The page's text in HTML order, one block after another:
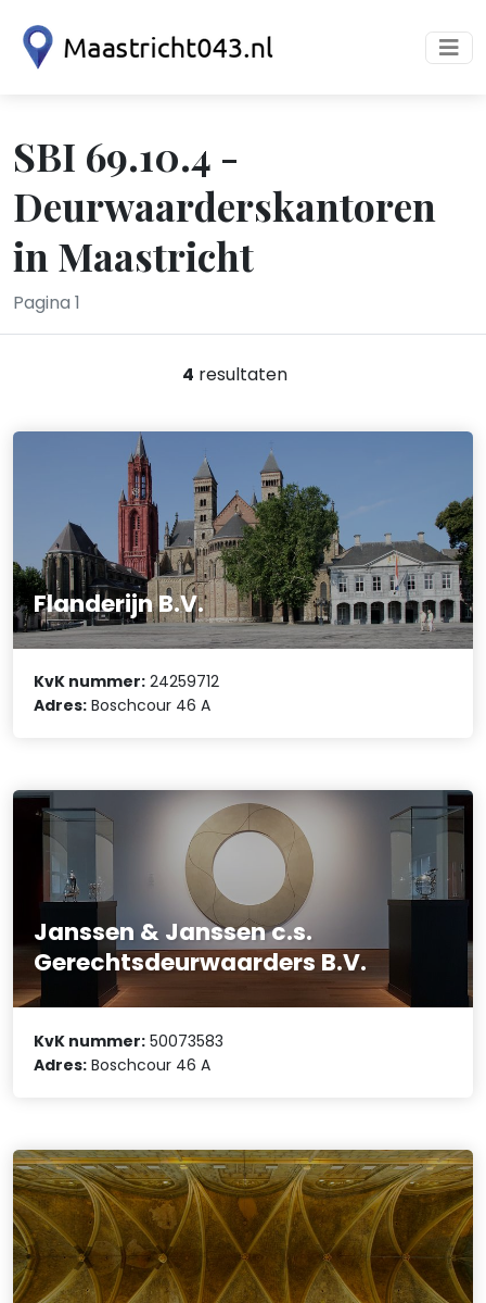
SBI 69.10.4 -
Deurwaarderskantoren
in Maastricht
Pagina 1
4 resultaten
Flanderijn B.V.
KvK nummer: 24259712
Adres: Boschcour 46 A
Janssen & Janssen c.s.
Gerechtsdeurwaarders B.V.
KvK nummer: 50073583
Adres: Boschcour 46 A